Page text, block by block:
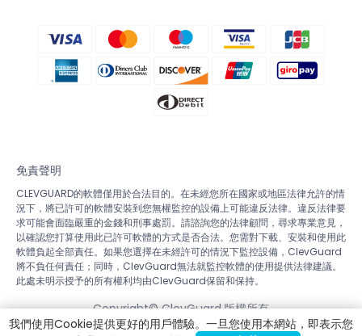
免責聲明
CLEVGUARD的軟體僅用於合法目的。在未經您所在國家或地區法律允許的情
況下，將已許可的軟體安裝到您無權監控的設備上可能違反法律。違反法律要
求可能會面臨嚴重的金錢和刑事處罰。請諮詢您的法律顧問，尋求專業意見，
以確認您打算使用此已許可軟體的方式是否合法。您需對下載、安裝和使用此
軟體負起全部責任。如果您選擇在未經許可的情況下監控設備，ClevGuard
將不負任何責任；同時，ClevGuard無法就監控軟體的使用提供法律建議。
此處未明示授予的所有權利均由ClevGuard保留和保持。
Copyright©ClevGuard.版權所有
我們使用Cookie提供更好的用戶體驗。一旦您使用本網站，即表示您